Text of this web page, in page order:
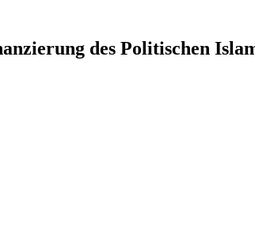
des Politischen